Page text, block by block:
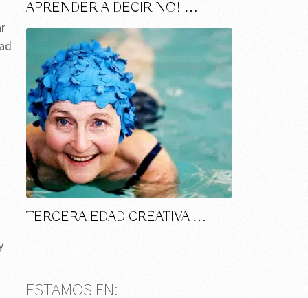
APRENDER A DECIR NO! …
TERCERA EDAD CREATIVA …
ESTAMOS EN: